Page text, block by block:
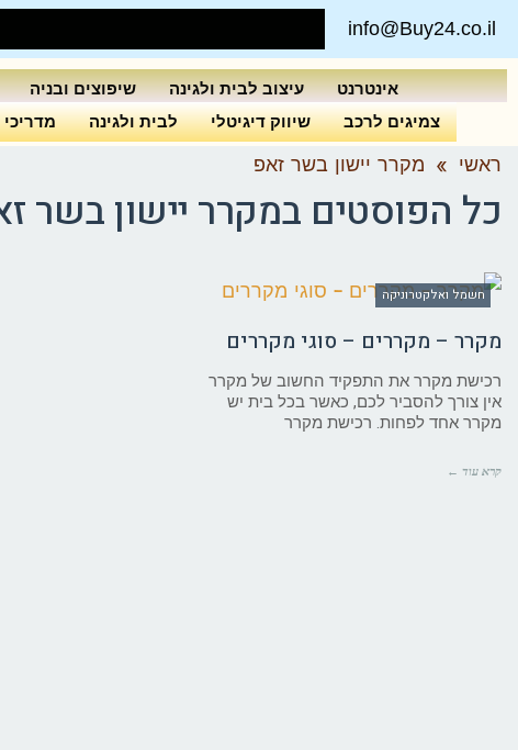
info@Buy24.co.il
אינטרנט עיצוב לבית ולגינה שיפוצים ובניה
צמיגים לרכב
שיווק דיגיטלי לבית ולגינה מדריכי
ראשי » מקרר יישון בשר זאפ
כל הפוסטים במקרר יישון בשר
חשמל ואלקטרוניקה
מקרר – מקררים – סוגי מקררים
רכישת מקרר את התפקיד החשוב של מקרר
אין צורך להסביר לכם, כאשר בכל בית יש
מקרר אחד לפחות. רכישת מקרר
קרא עוד ←